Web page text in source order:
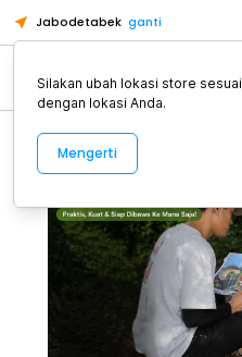
Jabodetabek ganti
Alat Kopi
Silakan ubah lokasi store sesuai
dengan lokasi Anda.
Mengerti